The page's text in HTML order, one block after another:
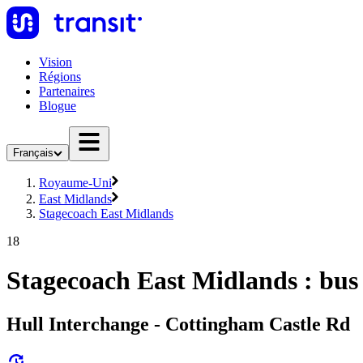
Vision
Régions
Partenaires
Blogue
Français
Royaume-Uni
East Midlands
Stagecoach East Midlands
18
Stagecoach East Midlands : bus
Hull Interchange - Cottingham Castle Rd